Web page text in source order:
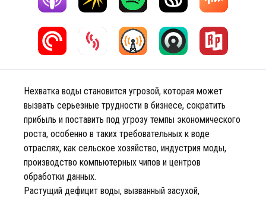
Нехватка воды становится угрозой, которая может
вызвать серьезные трудности в бизнесе, сократить
прибыль и поставить под угрозу темпы экономического
роста, особенно в таких требовательных к воде
отраслях, как сельское хозяйство, индустрия моды,
производство компьютерных чипов и центров
обработки данных.
Растущий дефицит воды, вызванный засухой,